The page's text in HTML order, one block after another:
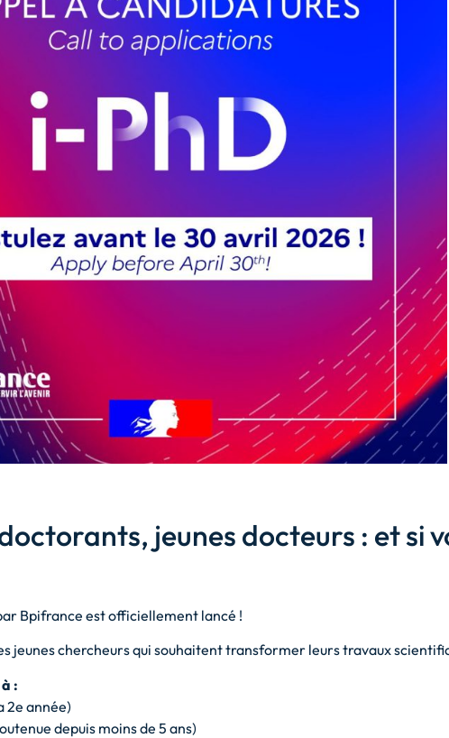
jeunes docteurs : et si
Bpifrance est officiellement lancé !
jeunes chercheurs qui souhaitent transformer leurs travaux
:
2e année)
depuis moins de 5 ans)